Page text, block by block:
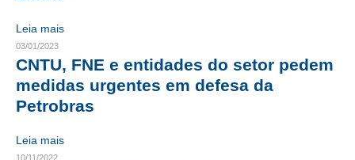
ORGANOGRAMA
CRESCE BRASIL
CONSELHO TECNOLÓGICO
COMPOSIÇÃO
Leia mais
03/01/2023
CNTU, FNE e entidades do setor pedem
medidas urgentes em defesa da
Petrobras
Leia mais
10/11/2022